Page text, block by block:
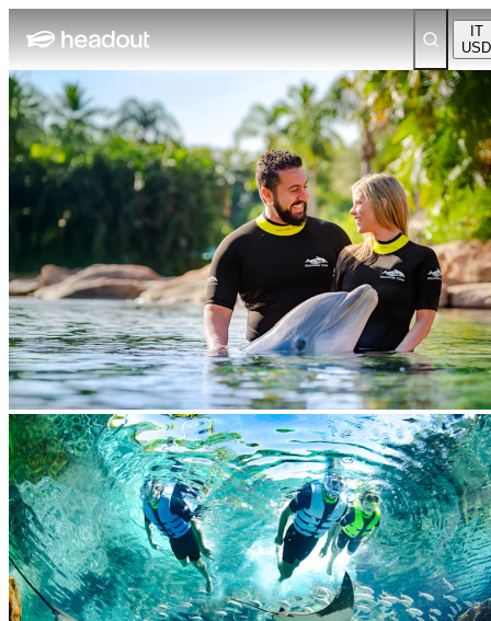
IT
USD